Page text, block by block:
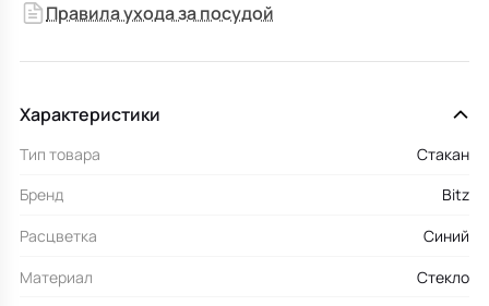
Правила ухода за посудой
Характеристики
Тип товара
Стакан
Бренд
Bitz
Расцветка
Синий
Материал
Стекло